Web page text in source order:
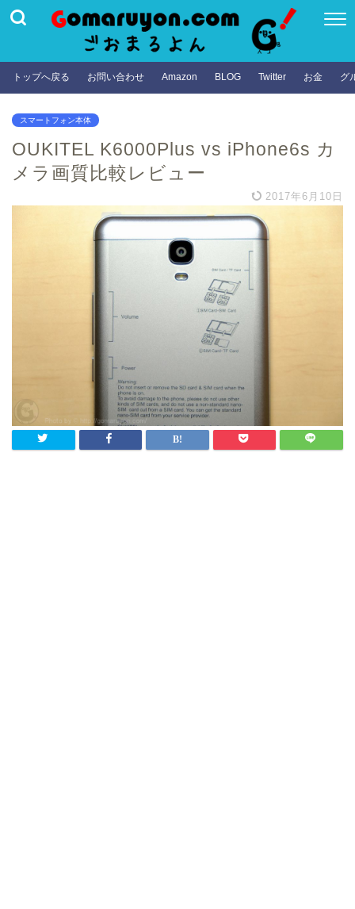
トップへ戻る お問い合わせ Amazon BLOG Twitter お金 グ
スマートフォン本体
OUKITEL K6000Plus vs iPhone6s カ
メラ画質比較レビュー
2017年6月10日